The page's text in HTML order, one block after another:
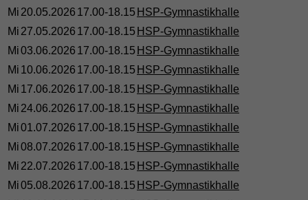
Mi 20.05.2026 17.00-18.15 HSP-Gymnastikhalle
Mi 27.05.2026 17.00-18.15 HSP-Gymnastikhalle
Mi03.06.2026 17.00-18.15 HSP-Gymnastikhalle
Mi 10.06.2026 17.00-18.15 HSP-Gymnastikhalle
Mi 17.06.2026 17.00-18.15 HSP-Gymnastikhalle
Mi 24.06.2026 17.00-18.15 HSP-Gymnastikhalle
Mi01.07.2026 17.00-18.15 HSP-Gymnastikhalle
Mi08.07.2026 17.00-18.15 HSP-Gymnastikhalle
Mi 22.07.2026 17.00-18.15 HSP-Gymnastikhalle
Mi05.08.2026 17.00-18.15 HSP-Gymnastikhalle